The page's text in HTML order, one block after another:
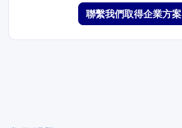
聯繫我們取得企業方案